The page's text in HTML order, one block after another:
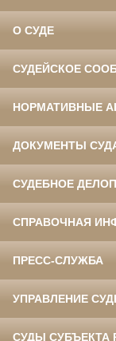
О СУДЕ
СУДЕЙСКОЕ
НОРМАТИВНЫЕ
ДОКУМЕНТЫ
СУДЕБНОЕ
СПРАВОЧНАЯ
ПРЕСС-СЛУЖБА
УПРАВЛЕНИЕ
СУДЫ СУБЪЕКТА